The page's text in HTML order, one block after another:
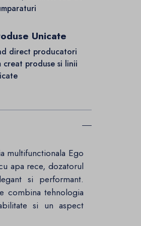
Unicate
direct producatori
creat produse si linii
multifunctionala Ego
apa rece, dozatorul
si performant.
combina tehnologia
si un aspect